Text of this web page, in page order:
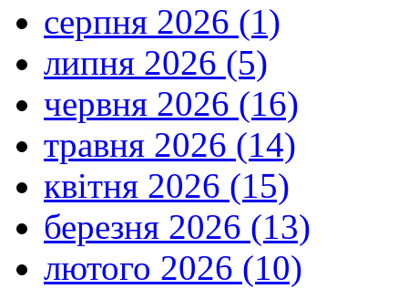
серпня 2026 (1)
липня 2026 (5)
червня 2026 (16)
травня 2026 (14)
квітня 2026 (15)
березня 2026 (13)
лютого 2026 (10)